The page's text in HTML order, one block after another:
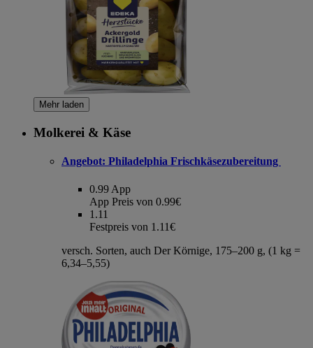
Mehr laden
Molkerei & Käse
Angebot: Philadelphia Frischkäsezubereitung
0.99 App
App Preis von 0.99€
1.11
Festpreis von 1.11€
versch. Sorten, auch Der Körnige, 175–200 g, (1 kg =
6,34–5,55)